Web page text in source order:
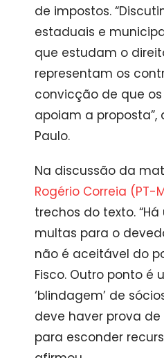
de impostos.
estaduais e
que estudam o
representam os
convicção de que
apoiam a proposta”,
Paulo.
Na discussão da
Rogério Correia (PT-
trechos do texto.
multas para o
não é aceitável do
Fisco. Outro ponto é
‘blindagem’ de
deve haver prova
para esconder